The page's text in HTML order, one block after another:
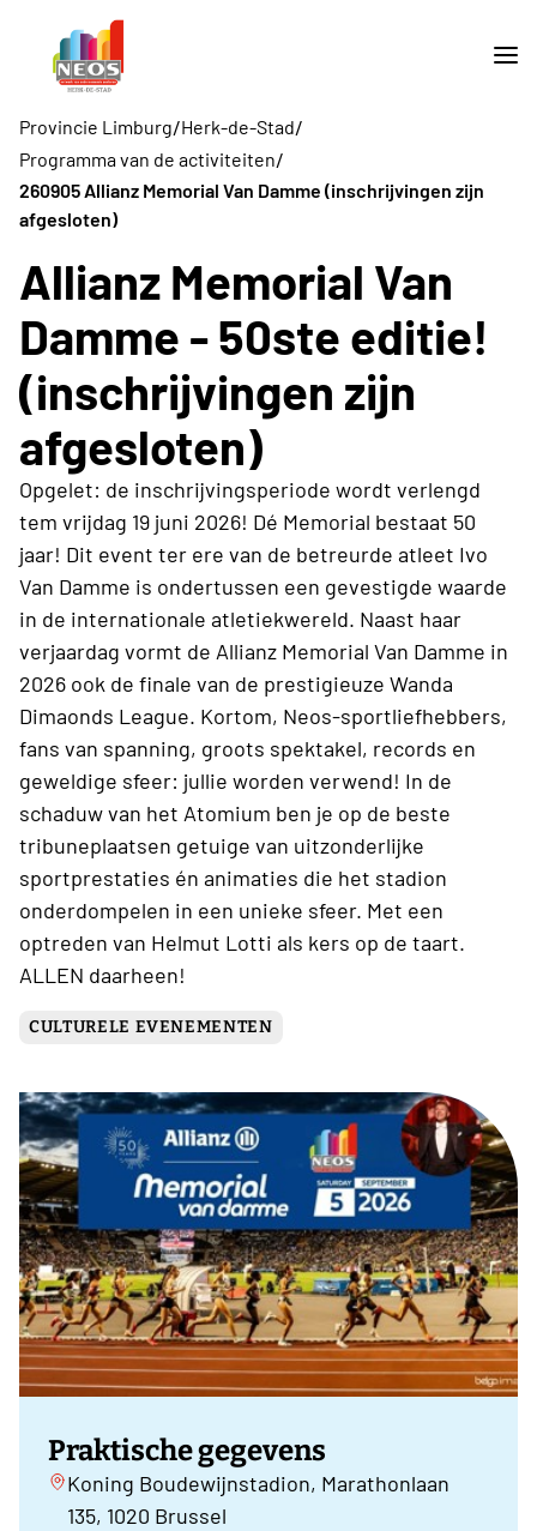
Provincie Limburg/Herk-de-Stad/
Programma van de activiteiten/
260905 Allianz Memorial Van Damme (inschrijvingen zijn
afgesloten)
Allianz Memorial Van
Damme - 50ste editie!
(inschrijvingen zijn
afgesloten)
Opgelet: de inschrijvingsperiode wordt verlengd
tem vrijdag 19 juni 2026! Dé Memorial bestaat 50
jaar! Dit event ter ere van de betreurde atleet Ivo
Van Damme is ondertussen een gevestigde waarde
in de internationale atletiekwereld. Naast haar
verjaardag vormt de Allianz Memorial Van Damme in
2026 ook de finale van de prestigieuze Wanda
Dimaonds League. Kortom, Neos-sportliefhebbers,
fans van spanning, groots spektakel, records en
geweldige sfeer: jullie worden verwend! In de
schaduw van het Atomium ben je op de beste
tribuneplaatsen getuige van uitzonderlijke
sportprestaties én animaties die het stadion
onderdompelen in een unieke sfeer. Met een
optreden van Helmut Lotti als kers op de taart.
ALLEN daarheen!
CULTURELE EVENEMENTEN
Praktische gegevens
Koning Boudewijnstadion, Marathonlaan
135, 1020 Brussel